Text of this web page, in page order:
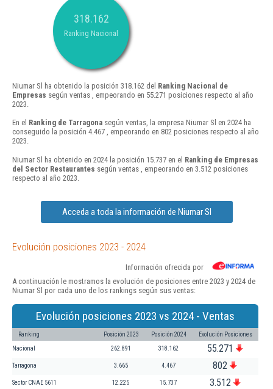
318.162
Ranking Nacional
Niumar Sl ha obtenido la posición 318.162 del Ranking Nacional de
Empresas según ventas , empeorando en 55.271 posiciones respecto al año
2023.
En el Ranking de Tarragona según ventas, la empresa Niumar Sl en 2024 ha
conseguido la posición 4.467 , empeorando en 802 posiciones respecto al año
2023.
Niumar Sl ha obtenido en 2024 la posición 15.737 en el Ranking de Empresas
del Sector Restaurantes según ventas , empeorando en 3.512 posiciones
respecto al año 2023.
Acceda a toda la información de Niumar Sl
Evolución posiciones 2023 - 2024
Información ofrecida por
A continuación le mostramos la evolución de posiciones entre 2023 y 2024 de
Niumar Sl por cada uno de los rankings según sus ventas:
Evolución posiciones 2023 vs 2024 - Ventas
Ranking Posición 2023 Posición 2024 Evolución Posiciones
Nacional 262.891 318.162 55.271
Tarragona 3.665 4.467 802
Sector CNAE 5611 12.225 15.737 3.512